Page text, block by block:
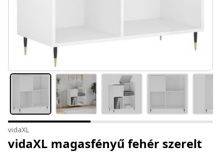
vidaXL
vidaXL magasfényű fehér szerelt